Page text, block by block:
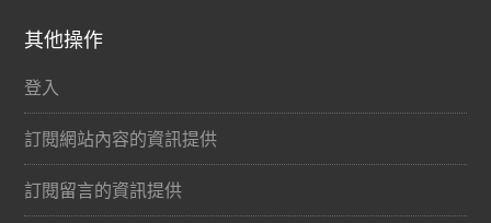
其他操作
登入
訂閱網站內容的資訊提供
訂閱留言的資訊提供